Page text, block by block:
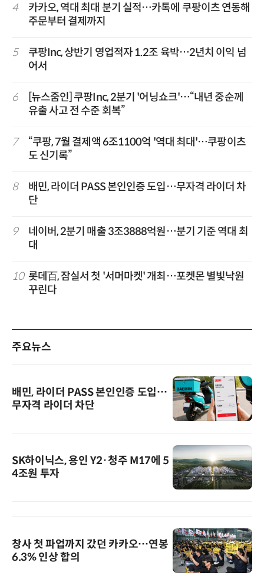
4
카카오, 역대 최대 분기 실적…카톡에 쿠팡이츠 연동해
주문부터 결제까지
5
쿠팡Inc, 상반기 영업적자 1.2조 육박…2년치 이익 넘
어서
6
[뉴스줌인] 쿠팡Inc, 2분기 '어닝쇼크'…“내년 중순께
유출 사고 전 수준 회복”
7
“쿠팡, 7월 결제액 6조1100억 '역대 최대'…쿠팡이츠
도 신기록”
8
배민, 라이더 PASS 본인인증 도입…무자격 라이더 차
단
9
네이버, 2분기 매출 3조3888억원…분기 기준 역대 최
대
10 롯데百, 잠실서 첫 '서머마켓' 개최…포켓몬 별빛낙원
꾸린다
주요뉴스
배민, 라이더 PASS 본인인증 도입…
무자격 라이더 차단
SK하이닉스, 용인 Y2·청주 M17에 5
4조원 투자
창사 첫 파업까지 갔던 카카오…연봉
6.3% 인상 합의